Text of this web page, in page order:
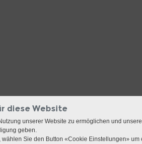
diese Website
unserer Website zu ermöglichen und
geben.
Sie den Button «Cookie Einstellungen»